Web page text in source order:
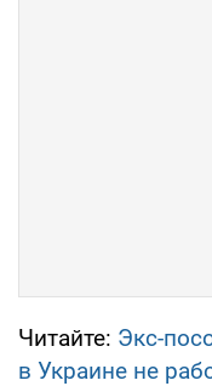
Читайте: Экс-
в Украине не